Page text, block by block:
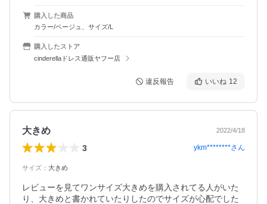
購入した商品
カラー/ベージュ、サイズ/L
購入したストア
cinderellaドレス通販ヤフー店
違反報告 いいね 12
大きめ 2022/4/18
3 ykm********さん
サイズ ： 大きめ
レビューを見てワンサイズ大きめを購入されてる人がいた
り、大きめと書かれていたりしたのでサイズが心配でした